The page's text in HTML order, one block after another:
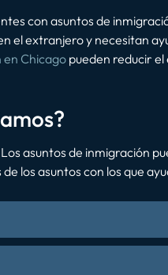
con asuntos de
extranjero y necesitan
Chicago pueden reducir
asuntos de inmigración
los asuntos con los que